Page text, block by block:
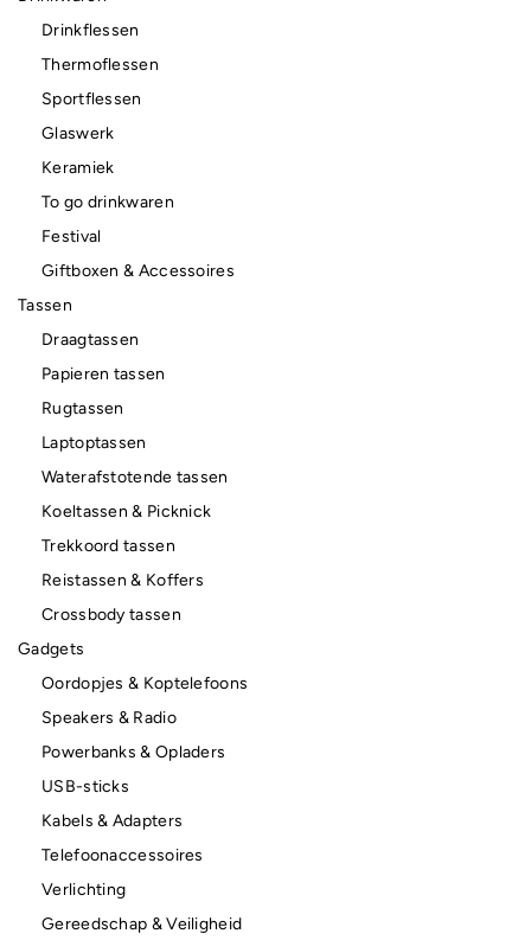
Drinkflessen
Thermoflessen
Sportflessen
Glaswerk
Keramiek
To go drinkwaren
Festival
Giftboxen & Accessoires
Tassen
Draagtassen
Papieren tassen
Rugtassen
Laptoptassen
Waterafstotende tassen
Koeltassen & Picknick
Trekkoord tassen
Reistassen & Koffers
Crossbody tassen
Gadgets
Oordopjes & Koptelefoons
Speakers & Radio
Powerbanks & Opladers
USB-sticks
Kabels & Adapters
Telefoonaccessoires
Verlichting
Gereedschap & Veiligheid